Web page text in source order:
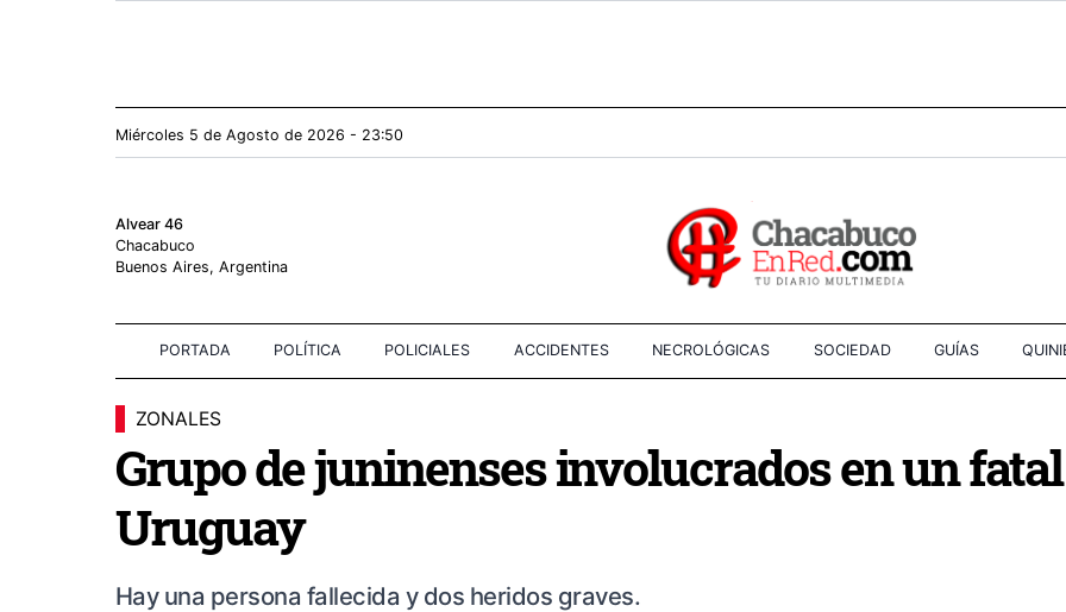
Miércoles 5 de Agosto de 2026 - 23:50
Alvear 46
Chacabuco
Buenos Aires, Argentina
PORTADA POLÍTICA POLICIALES ACCIDENTES NECROLÓGICAS SOCIEDAD GUÍAS
ZONALES
Grupo de juninenses involucrados en un
Uruguay
Hay una persona fallecida y dos heridos graves.